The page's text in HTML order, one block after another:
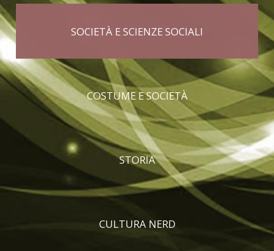
SOCIETÀ E SCIENZE SOCIALI
COSTUME E SOCIETÀ
STORIA
CULTURA NERD